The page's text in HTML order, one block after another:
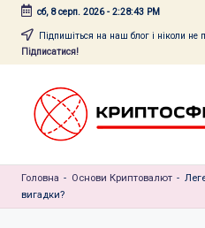
Перейти
сб, 8 серп. 2026- 2:28:44 PM
Підпишіться на наш блог і ніколи не
Підписатися!
r
y
Головна - Основи Криптовалют -
вигадки?